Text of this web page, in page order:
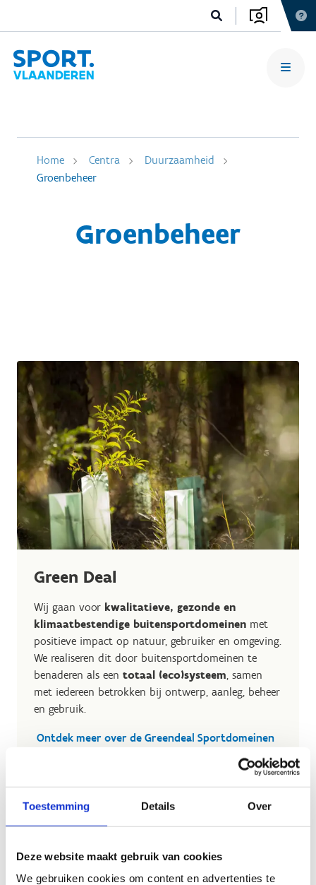
Toestemming Details Over
Deze website maakt gebruik van cookies
We gebruiken cookies om content en advertenties te
Home Centra
Duurzaamheid
Groenbeheer
Groenbeheer
Green Deal
Wij gaan voor kwalitatieve, gezonde en
klimaatbestendige buitensportdomeinen met
positieve impact op natuur, gebruiker en omgeving.
We realiseren dit door buitensportdomeinen te
benaderen als een totaal (eco)systeem , samen
met iedereen betrokken bij ontwerp, aanleg, beheer
en gebruik.
Ontdek meer over de Greendeal Sportdomeinen
‘tussenzones’